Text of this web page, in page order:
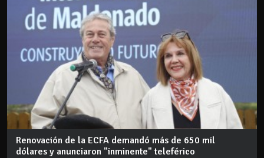
Renovación de la ECFA demandó más de 650 mil
dólares y anunciaron "inminente" teleférico